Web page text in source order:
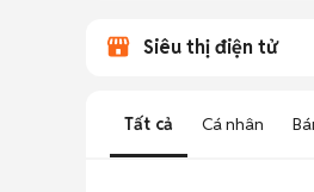
Siêu thị điện tử
Tất cả Cá nhân